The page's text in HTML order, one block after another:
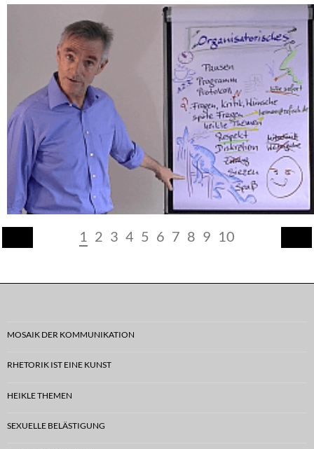
1 2 3 4 5 6 7 8 9 10
MOSAIK DER KOMMUNIKATION
RHETORIK IST EINE KUNST
HEIKLE THEMEN
SEXUELLE BELÄSTIGUNG